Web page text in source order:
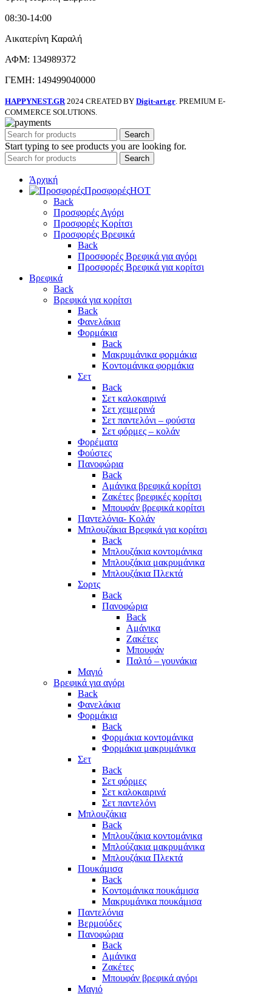
08:30-14:00
Αικατερίνη Καραλή
ΑΦΜ: 134989372
ΓΕΜΗ: 149499040000
HAPPYNEST.GR 2024 CREATED BY Digit-art.gr . PREMIUM E-
COMMERCE SOLUTIONS.
Search
Start typing to see products you are looking for.
Search
Άρχική
ΠροσφορέςHOT
Back
Προσφορές Αγόρι
Προσφορές Κορίτσι
Προσφορές Βρεφικά
Back
Προσφορές Βρεφικά για αγόρι
Προσφορές Βρεφικά για κορίτσι
Βρεφικά
Back
Βρεφικά για κορίτσι
Back
Φανελάκια
Φορμάκια
Back
Μακρυμάνικα φορμάκια
Κοντομάνικα φορμάκια
Σετ
Back
Σετ καλοκαιρινά
Σετ χειμερινά
Σετ παντελόνι – φούστα
Σετ φόρμες – κολάν
Φορέματα
Φούστες
Πανοφώρια
Back
Αμάνικα βρεφικά κορίτσι
Ζακέτες βρεφικές κορίτσι
Μπουφάν βρεφικά κορίτσι
Παντελόνια- Κολάν
Μπλουζάκια Βρεφικά για κορίτσι
Back
Μπλουζάκια κοντομάνικα
Μπλουζάκια μακρυμάνικα
Μπλουζάκια Πλεκτά
Σορτς
Back
Πανοφώρια
Back
Αμάνικα
Ζακέτες
Μπουφάν
Παλτό – γουνάκια
Μαγιό
Βρεφικά για αγόρι
Back
Φανελάκια
Φορμάκια
Back
Φορμάκια κοντομάνικα
Φορμάκια μακρυμάνικα
Σετ
Back
Σετ φόρμες
Σετ καλοκαιρινά
Σετ παντελόνι
Μπλουζάκια
Back
Μπλουζάκια κοντομάνικα
Μπλούζακια μακρυμάνικα
Μπλουζάκια Πλεκτά
Πουκάμισα
Back
Κοντομάνικα πουκάμισα
Μακρυμάνικα πουκάμισα
Παντελόνια
Βερμούδες
Πανοφώρια
Back
Αμάνικα
Ζακέτες
Μπουφάν βρεφικά αγόρι
Μαγιό